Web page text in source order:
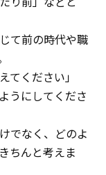
て前の時代や職
てください」
うにしてくださ
でなく、どのよ
ちんと考えま